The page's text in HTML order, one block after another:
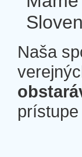
Naša